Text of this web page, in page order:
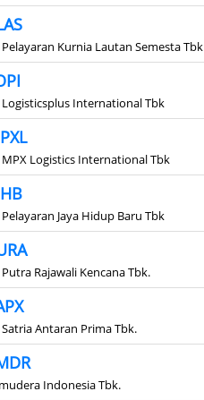
Pelayaran Kurnia Lautan Semesta Tbk
Logisticsplus International Tbk
MPX Logistics International Tbk
Pelayaran Jaya Hidup Baru Tbk
Putra Rajawali Kencana Tbk.
Satria Antaran Prima Tbk.
Indonesia Tbk.